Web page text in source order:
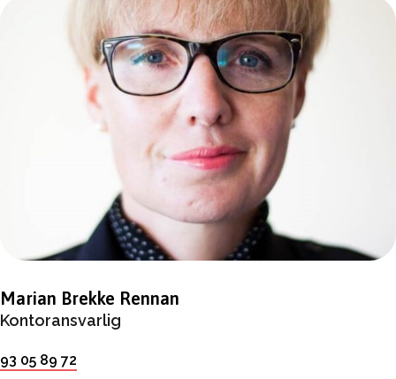
Marian Brekke Rennan
Kontoransvarlig
93 05 89 72